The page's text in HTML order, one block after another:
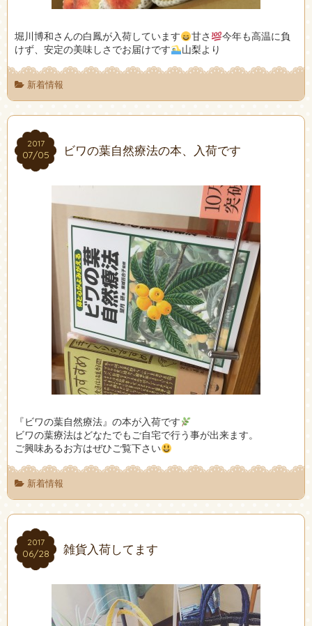
堀川博和さんの白鳳が入荷しています 甘さ
今年も高温に負
けず、安定の美味しさでお届けです
山梨より
新着情報
2017
07/05
2017
07/05 ビワの葉自然療法の本、入荷です
『ビワの葉自然療法』の本が入荷です
ビワの葉療法はどなたでもご自宅で行う事が出来ます。
ご興味あるお方はぜひご覧下さい
新着情報
2017
06/28
2017
06/28 雑貨入荷してます